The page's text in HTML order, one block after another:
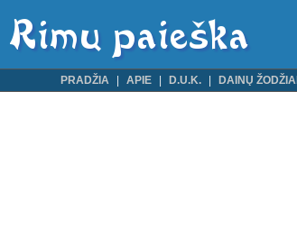
PRADŽIA APIE D.U.K. DAINŲ ŽODŽIAI